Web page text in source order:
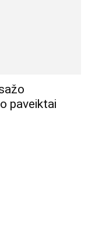
paveiktai